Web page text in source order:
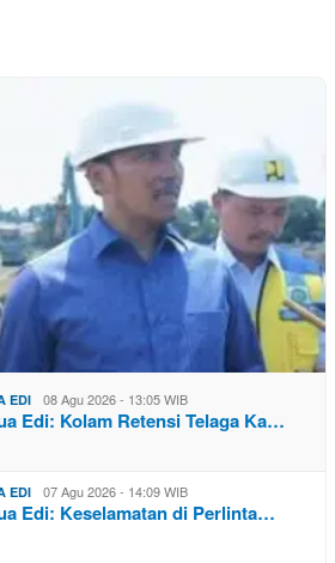
EDI 08 Agu 2026 - 13:05 WIB
Edi: Kolam Retensi Telaga Ka…
EDI 07 Agu 2026 - 14:09 WIB
Edi: Keselamatan di Perlinta…